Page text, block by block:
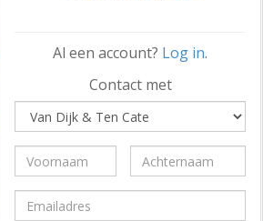
Al een account? Log in.
Contact met